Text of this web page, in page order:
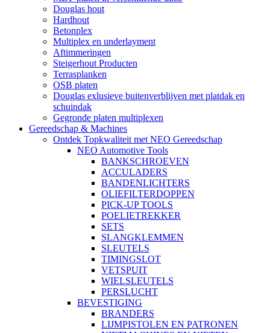
Douglas hout
Hardhout
Betonplex
Multiplex en underlayment
Aftimmeringen
Steigerhout Producten
Terrasplanken
OSB platen
Douglas exlusieve buitenverblijven met platdak en
schuindak
Gegronde platen multiplexen
Gereedschap & Machines
Ontdek Topkwaliteit met NEO Gereedschap
NEO Automotive Tools
BANKSCHROEVEN
ACCULADERS
BANDENLICHTERS
OLIEFILTERDOPPEN
PICK-UP TOOLS
POELIETREKKER
SETS
SLANGKLEMMEN
SLEUTELS
TIMINGSLOT
VETSPUIT
WIELSLEUTELS
PERSLUCHT
BEVESTIGING
BRANDERS
LIJMPISTOLEN EN PATRONEN